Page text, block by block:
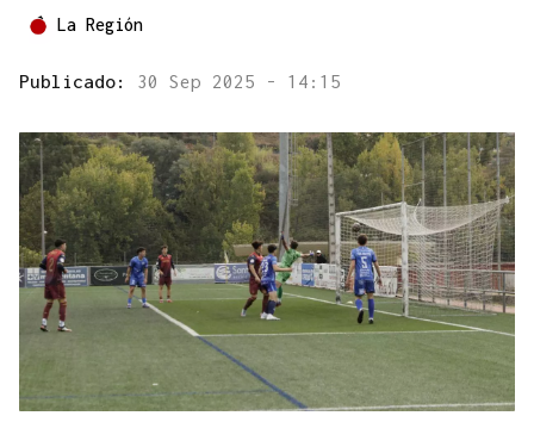
La Región
Publicado: 30 Sep 2025 - 14:15